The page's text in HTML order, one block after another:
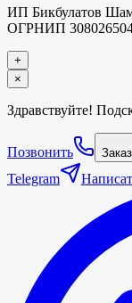
ИП Бикбулатов
ОГРНИП
+
×
Здравствуйте!
Позвонить
Telegram